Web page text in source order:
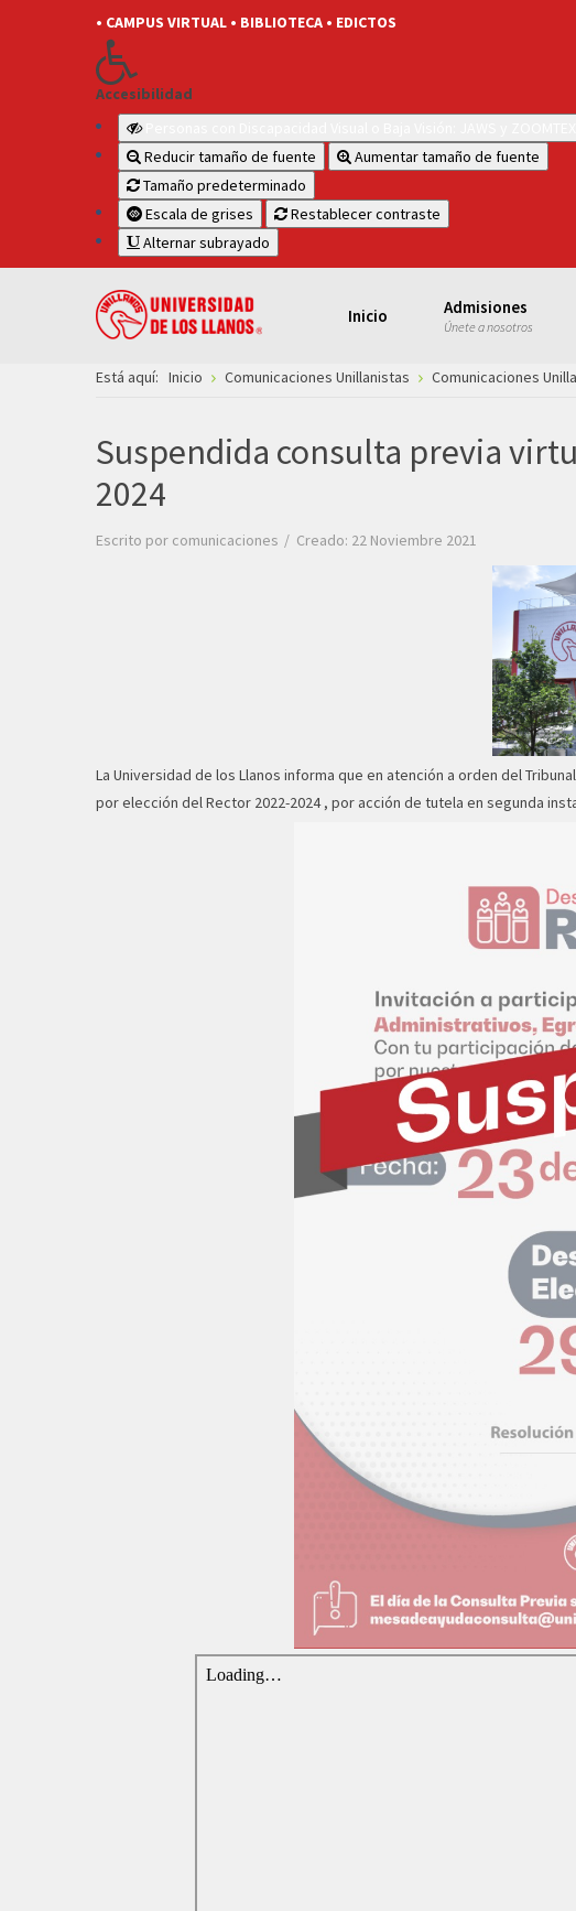
• CAMPUS VIRTUAL • BIBLIOTECA • EDICTOS
Accesibilidad
Reducir tamaño de fuente
Aumentar tamaño de fuente
Tamaño predeterminado
Escala de grises
Restablecer contraste
Alternar subrayado
Inicio Admisiones
Únete a nosotros
Está aquí: Inicio Comunicaciones Unillanistas Comunicaciones
Suspendida consulta previa
2024
Escrito por comunicaciones Creado: 22 Noviembre 2021
La Universidad de los Llanos informa que en atención a orden del
por elección del Rector 2022-2024 , por acción de tutela en segunda